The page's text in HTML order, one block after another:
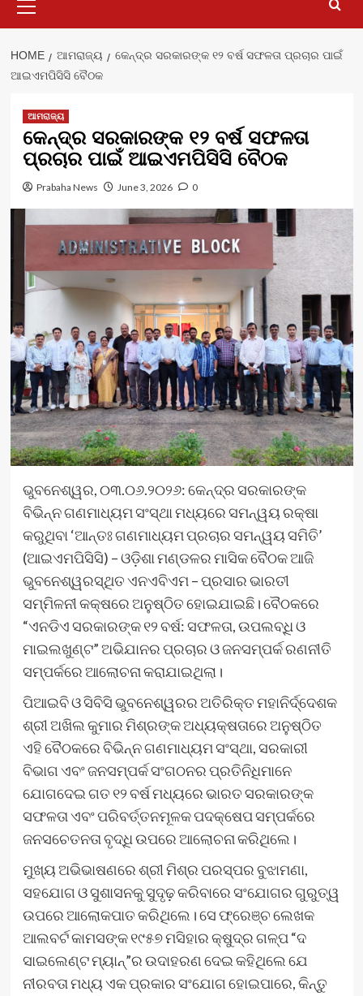
Menu
HOME ଆମରାଜ୍ୟ
କେନ୍ଦ୍ର ସରକାରଙ୍କ ୧୨ ବର୍ଷ ସଫଳତା ପ୍ରଚାର ପାଇଁ
ଆଇଏମପିସିସି ବୈଠକ
ଆମରାଜ୍ୟ
କେନ୍ଦ୍ର ସରକାରଙ୍କ ୧୨ ବର୍ଷ ସଫଳତା
ପ୍ରଚାର ପାଇଁ ଆଇଏମପିସିସି ବୈଠକ
Prabaha News June 3, 2026 0
ଭୁବନେଶ୍ୱର, ୦୩.୦୬.୨୦୨୬: କେନ୍ଦ୍ର ସରକାରଙ୍କ
ବିଭିନ୍ନ ଗଣମାଧ୍ୟମ ସଂସ୍ଥା ମଧ୍ୟରେ ସମନ୍ୱୟ ରକ୍ଷା
କରୁଥିବା ‘ଆନ୍ତଃ ଗଣମାଧ୍ୟମ ପ୍ରଚାର ସମନ୍ୱୟ ସମିତି’
(ଆଇଏମପିସିସି) – ଓଡ଼ିଶା ମଣ୍ଡଳର ମାସିକ ବୈଠକ ଆଜି
ଭୁବନେଶ୍ୱରସ୍ଥିତ ଏନଏବିଏମ – ପ୍ରସାର ଭାରତୀ
ସମ୍ମିଳନୀ କକ୍ଷରେ ଅନୁଷ୍ଠିତ ହୋଇଯାଇଛି। ବୈଠକରେ
“ଏନଡିଏ ସରକାରଙ୍କ ୧୨ ବର୍ଷ: ସଫଳତା, ଉପଲବ୍ଧି ଓ
ମାଇଲଖୁଣ୍ଟ” ଅଭିଯାନର ପ୍ରଚାର ଓ ଜନସମ୍ପର୍କ ରଣନୀତି
ସମ୍ପର୍କରେ ଆଲୋଚନା କରାଯାଇଥିଲା।
ପିଆଇବି ଓ ସିବିସି ଭୁବନେଶ୍ୱରର ଅତିରିକ୍ତ ମହାନିର୍ଦ୍ଦେଶକ
ଶ୍ରୀ ଅଖିଲ କୁମାର ମିଶ୍ରଙ୍କ ଅଧ୍ୟକ୍ଷତାରେ ଅନୁଷ୍ଠିତ
ଏହି ବୈଠକରେ ବିଭିନ୍ନ ଗଣମାଧ୍ୟମ ସଂସ୍ଥା, ସରକାରୀ
ବିଭାଗ ଏବଂ ଜନସମ୍ପର୍କ ସଂଗଠନର ପ୍ରତିନିଧିମାନେ
ଯୋଗଦେଇ ଗତ ୧୨ ବର୍ଷ ମଧ୍ୟରେ ଭାରତ ସରକାରଙ୍କ
ସଫଳତା ଏବଂ ପରିବର୍ତ୍ତନମୂଳକ ପଦକ୍ଷେପ ସମ୍ପର୍କରେ
ଜନସଚେତନତା ବୃଦ୍ଧି ଉପରେ ଆଲୋଚନା କରିଥିଲେ।
ମୁଖ୍ୟ ଅଭିଭାଷଣରେ ଶ୍ରୀ ମିଶ୍ର ପରସ୍ପର ବୁଝାମଣା,
ସହଯୋଗ ଓ ସୁଶାସନକୁ ସୁଦୃଢ଼ କରିବାରେ ସଂଯୋଗର ଗୁରୁତ୍ୱ
ଉପରେ ଆଲୋକପାତ କରିଥିଲେ। ସେ ଫ୍ରେଞ୍ଚ ଲେଖକ
ଆଲବର୍ଟ କାମସଙ୍କ ୧୯୫୭ ମସିହାର କ୍ଷୁଦ୍ର ଗଳ୍ପ “ଦ
ସାଇଲେଣ୍ଟ ମ୍ୟାନ୍”ର ଉଦାହରଣ ଦେଇ କହିଥିଲେ ଯେ
ନୀରବତା ମଧ୍ୟ ଏକ ପ୍ରକାର ସଂଯୋଗ ହୋଇପାରେ, କିନ୍ତୁ